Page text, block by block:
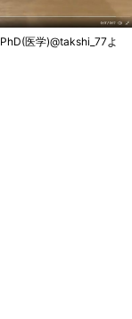
医学)@takshi_77よ